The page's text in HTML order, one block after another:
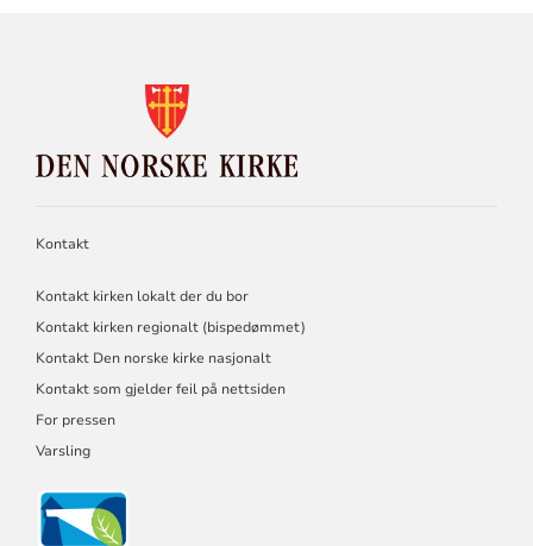
NORSKE
KIRKE
Kontakt
Kontakt kirken lokalt der du bor
Kontakt kirken regionalt (bispedømmet)
Kontakt Den norske kirke nasjonalt
Kontakt som gjelder feil på nettsiden
For pressen
Varsling